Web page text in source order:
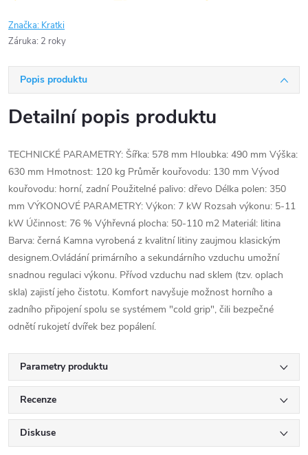
Značka: Kratki
Záruka: 2 roky
Popis produktu
Detailní popis produktu
TECHNICKÉ PARAMETRY: Šířka: 578 mm Hloubka: 490 mm Výška:
630 mm Hmotnost: 120 kg Průměr kouřovodu: 130 mm Vývod
kouřovodu: horní, zadní Použitelné palivo: dřevo Délka polen: 350
mm VÝKONOVÉ PARAMETRY: Výkon: 7 kW Rozsah výkonu: 5-11
kW Účinnost: 76 % Výhřevná plocha: 50-110 m2 Materiál: litina
Barva: černá Kamna vyrobená z kvalitní litiny zaujmou klasickým
designem.Ovládání primárního a sekundárního vzduchu umožní
snadnou regulaci výkonu. Přívod vzduchu nad sklem (tzv. oplach
skla) zajistí jeho čistotu. Komfort navyšuje možnost horního a
zadního připojení spolu se systémem "cold grip", čili bezpečné
odnětí rukojetí dvířek bez popálení.
Parametry produktu
Recenze
Diskuse